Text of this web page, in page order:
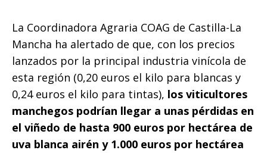
La Coordinadora Agraria COAG de Castilla-La
Mancha ha alertado de que, con los precios
lanzados por la principal industria vinícola de
esta región (0,20 euros el kilo para blancas y
0,24 euros el kilo para tintas), los viticultores
manchegos podrían llegar a unas pérdidas en
el viñedo de hasta 900 euros por hectárea de
uva blanca airén y 1.000 euros por hectárea